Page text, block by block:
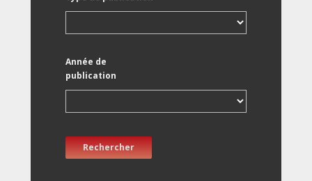
Année de
publication
Rechercher